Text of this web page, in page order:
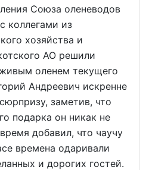
Союза оленеводов
коллегами из
хозяйства и
АО решили
оленем текущего
Андреевич искренне
заметив, что
подарка он никак не
добавил, что чаучу
времена одаривали
и дорогих гостей.